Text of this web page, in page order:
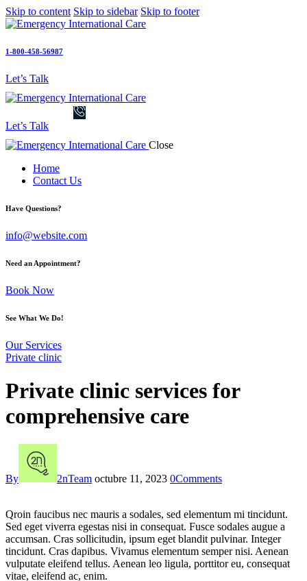
Skip to content Skip to sidebar Skip to footer
1-800-458-56987
Let’s Talk
Let’s Talk
Close
Home
Contact Us
Have Questions?
info@website.com
Need an Appointment?
Book Now
See What We Do!
Our Services
Private clinic
Private clinic services for
comprehensive care
By 2nTeam octubre 11, 2023 0Comments
Qroin faucibus nec mauris a sodales, sed elementum mi tincidunt.
Sed eget viverra egestas nisi in consequat. Fusce sodales augue a
accumsan. Cras sollicitudin, ipsum eget blandit pulvinar. Integer
tincidunt. Cras dapibus. Vivamus elementum semper nisi. Aenean
vulputate eleifend tellus. Aenean leo ligula, porttitor eu, consequat
vitae, eleifend ac, enim.